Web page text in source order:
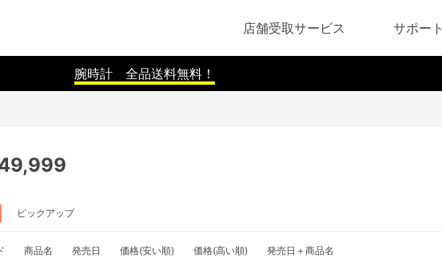
店舗受取サービス サポート
腕時計 全品送料無料！
ピックアップ
商品名 発売日 価格(安い順) 価格(高い順) 発売日＋商品名